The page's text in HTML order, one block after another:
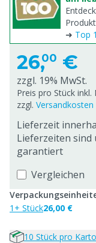
➜ Top
26,00 €
zzgl. 19% MwSt.
Preis pro Stück inkl.
zzgl. Versandkosten
Lieferzeit
Lieferzeiten sind
garantiert
Vergleichen
1+ Stück26,00 €
10 Stück pro